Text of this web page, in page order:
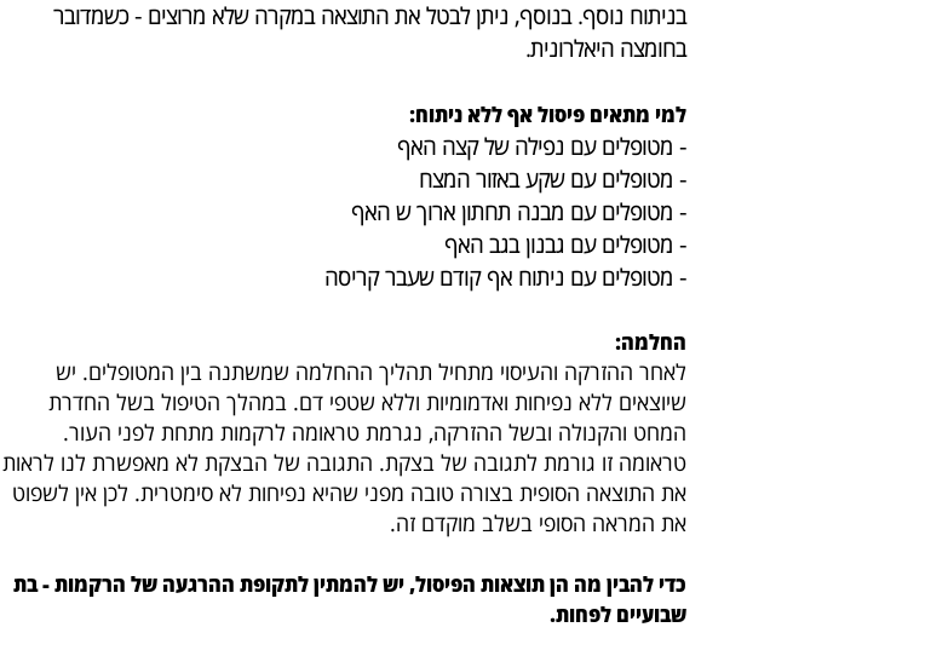
בניתוח נוסף. בנוסף, ניתן לבטל את התוצאה במקרה שלא מרוצים - כשמדובר
בחומצה היאלרונית.
למי מתאים פיסול אף ללא ניתוח:
- מטופלים עם נפילה של קצה האף
- מטופלים עם שקע באזור המצח
- מטופלים עם מבנה תחתון ארוך ש האף
- מטופלים עם גבנון בגב האף
- מטופלים עם ניתוח אף קודם שעבר קריסה
החלמה:
לאחר ההזרקה והעיסוי מתחיל תהליך ההחלמה שמשתנה בין המטופלים. יש
שיוצאים ללא נפיחות ואדמומיות וללא שטפי דם. במהלך הטיפול בשל החדרת
המחט והקנולה ובשל ההזרקה, נגרמת טראומה לרקמות מתחת לפני העור.
טראומה זו גורמת לתגובה של בצקת. התגובה של הבצקת לא מאפשרת לנו לראות
את התוצאה הסופית בצורה טובה מפני שהיא נפיחות לא סימטרית. לכן אין לשפוט
את המראה הסופי בשלב מוקדם זה.
כדי להבין מה הן תוצאות הפיסול, יש להמתין לתקופת ההרגעה של הרקמות - בת
שבועיים לפחות.